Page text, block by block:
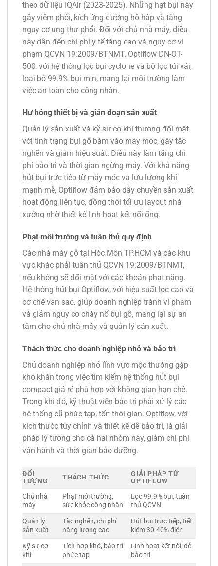
theo dữ liệu IQAir (2023-2025). Những hạt bụi này
gây viêm phổi, kích ứng đường hô hấp và tăng
nguy cơ ung thư phổi. Đối với chủ nhà máy, điều
này dẫn đến chi phí y tế tăng cao và nguy cơ vi
phạm QCVN 19:2009/BTNMT. Optiflow DN-OT-
500, với hệ thống lọc bụi cyclone và bộ lọc túi vải,
loại bỏ 99.9% bụi mịn, mang lại môi trường làm
việc an toàn cho công nhân.
Hư hỏng thiết bị và gián đoạn sản xuất
Quản lý sản xuất và kỹ sư cơ khí thường đối mặt
với tình trạng bụi gỗ bám vào máy móc, gây tắc
nghẽn và giảm hiệu suất. Điều này làm tăng chi
phí bảo trì và thời gian ngừng máy. Với khả năng
hút bụi trực tiếp từ máy móc và lưu lượng khí
mạnh mẽ, Optiflow đảm bảo dây chuyền sản xuất
hoạt động liên tục, đồng thời tối ưu layout nhà
xưởng nhờ thiết kế linh hoạt kết nối ống.
Phạt môi trường và tuân thủ quy định
Các nhà máy gỗ tại Hóc Môn TP.HCM và các khu
vực khác phải tuân thủ QCVN 19:2009/BTNMT,
nếu không sẽ đối mặt với các khoản phạt nặng.
Hệ thống hút bụi Optiflow, với hiệu suất lọc cao và
cơ chế van sao, giúp doanh nghiệp tránh vi phạm
và giảm nguy cơ cháy nổ bụi gỗ, mang lại sự an
tâm cho chủ nhà máy và quản lý sản xuất.
Thách thức cho doanh nghiệp nhỏ và bảo trì
Chủ doanh nghiệp nhỏ lĩnh vực mộc thường gặp
khó khăn trong việc tìm kiếm hệ thống hút bụi
compact giá rẻ phù hợp với không gian hạn chế.
Trong khi đó, kỹ thuật viên bảo trì phải xử lý các
hệ thống cũ phức tạp, tốn thời gian. Optiflow, với
kích thước tùy chỉnh và thiết kế dễ bảo trì, là giải
pháp lý tưởng cho cả hai nhóm này, giảm chi phí
vận hành và thời gian bảo dưỡng.
ĐỐI
TƯỢNG
THÁCH THỨC
GIẢI PHÁP TỪ
OPTIFLOW
Chủ nhà
máy
Phạt môi trường,
sức khỏe công nhân
Lọc 99.9% bụi, tuân
thủ QCVN
Quản lý
sản xuất
Tắc nghẽn, chi phí
năng lượng cao
Hút bụi trực tiếp, tiết
kiệm 30-40% điện
Kỹ sư cơ
khí
Tích hợp khó, bảo trì
phức tạp
Linh hoạt kết nối, dễ
bảo trì